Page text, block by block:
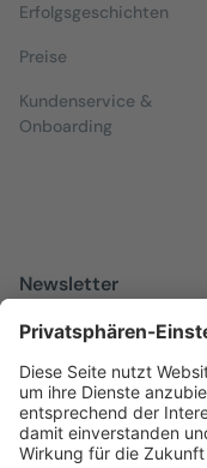
Erfolgsgeschichten
Preise
Kundenservice &
Onboarding
Newsletter
Melden Sie sich zu
über alles
Laufenden hält.